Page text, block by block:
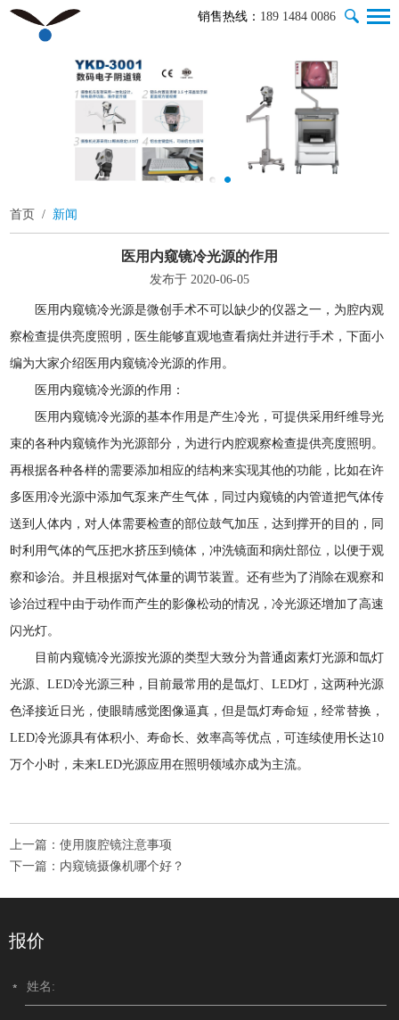
销售热线： 189 1484 0086
首页 / 新闻
医用内窥镜冷光源的作用
发布于 2020-06-05
医用内窥镜冷光源是微创手术不可以缺少的仪器之一，为腔内观
察检查提供亮度照明，医生能够直观地查看病灶并进行手术，下面小
编为大家介绍医用内窥镜冷光源的作用。
医用内窥镜冷光源的作用：
医用内窥镜冷光源的基本作用是产生冷光，可提供采用纤维导光
束的各种内窥镜作为光源部分，为进行内腔观察检查提供亮度照明。
再根据各种各样的需要添加相应的结构来实现其他的功能，比如在许
多医用冷光源中添加气泵来产生气体，同过内窥镜的内管道把气体传
送到人体内，对人体需要检查的部位鼓气加压，达到撑开的目的，同
时利用气体的气压把水挤压到镜体，冲洗镜面和病灶部位，以便于观
察和诊治。并且根据对气体量的调节装置。还有些为了消除在观察和
诊治过程中由于动作而产生的影像松动的情况，冷光源还增加了高速
闪光灯。
目前内窥镜冷光源按光源的类型大致分为普通卤素灯光源和氙灯
光源、LED冷光源三种，目前最常用的是氙灯、LED灯，这两种光源
色泽接近日光，使眼睛感觉图像逼真，但是氙灯寿命短，经常替换，
LED冷光源具有体积小、寿命长、效率高等优点，可连续使用长达10
万个小时，未来LED光源应用在照明领域亦成为主流。
上一篇：使用腹腔镜注意事项
下一篇： 内窥镜摄像机哪个好？
报价